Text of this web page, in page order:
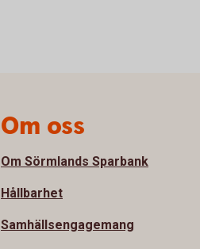
Om oss
Om Sörmlands Sparbank
Hållbarhet
Samhällsengagemang